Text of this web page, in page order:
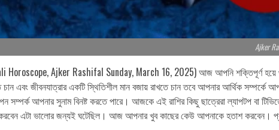
Ajker
Horoscope, Ajker Rashifal Sunday, March 16, 2025) আজ আপনি শক্তিপূর্ণ হয়ে
এবং জীবনযাত্রার একটি স্থিতিশীল মান বজায় রাখতে চান তবে আপনার আর্থিক
সম্পর্ক আপনার সুনাম বিনষ্ট করতে পারে। আজকে এই রাশির কিছু ছাত্রেরা ল্যাপটপ বা
এটা ভালোর জন্যই ঘটেছিল। আজ আপনার খুব কাছের কেউ আপনাকে হতাশ করবেন।